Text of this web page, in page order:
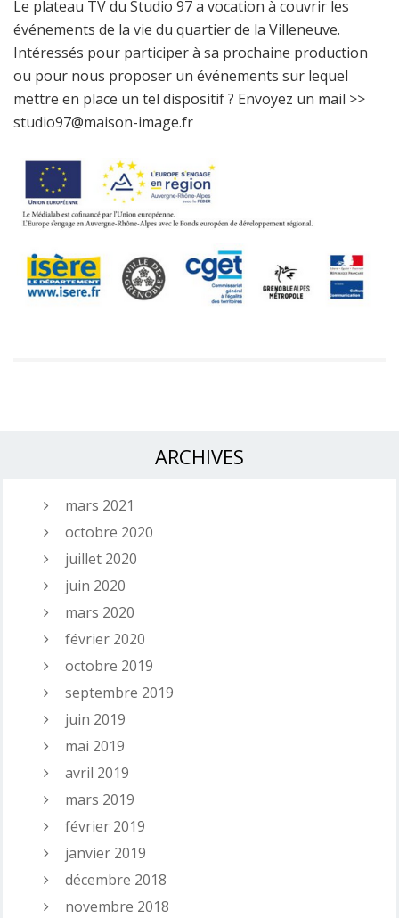
Le plateau TV du Studio 97 a vocation à couvrir les
événements de la vie du quartier de la Villeneuve.
Intéressés pour participer à sa prochaine production
ou pour nous proposer un événements sur lequel
mettre en place un tel dispositif ? Envoyez un mail >>
studio97@maison-image.fr
ARCHIVES
mars 2021
octobre 2020
juillet 2020
juin 2020
mars 2020
février 2020
octobre 2019
septembre 2019
juin 2019
mai 2019
avril 2019
mars 2019
février 2019
janvier 2019
décembre 2018
novembre 2018